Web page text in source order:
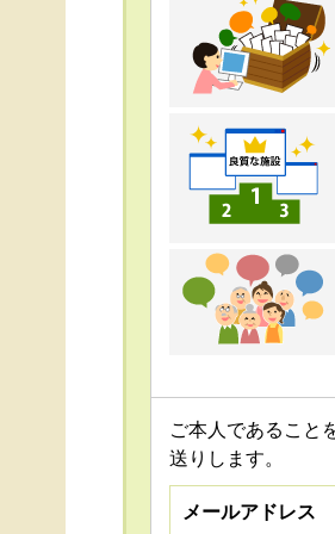
ご本人であること
送りします。
メールアドレス